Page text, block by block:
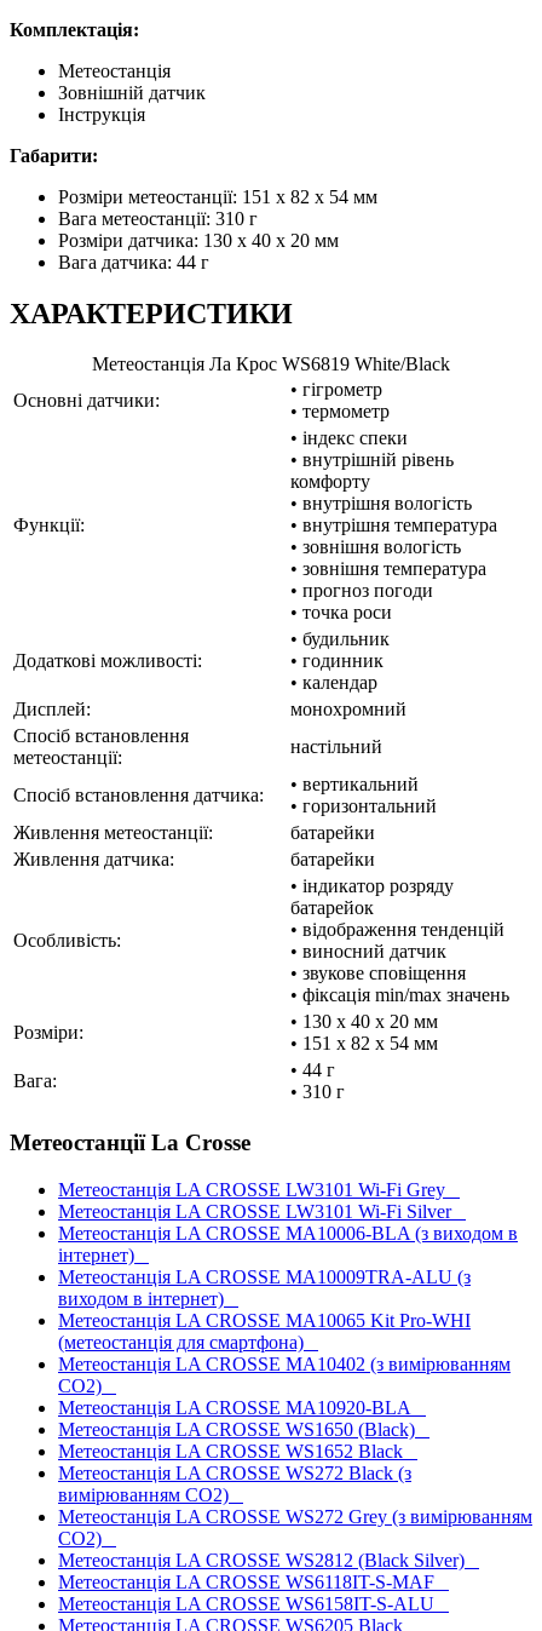
Комплектація:
Метеостанція
Зовнішній датчик
Інструкція
Габарити:
Розміри метеостанції: 151 х 82 х 54 мм
Вага метеостанції: 310 г
Розміри датчика: 130 х 40 x 20 мм
Вага датчика: 44 г
ХАРАКТЕРИСТИКИ
Метеостанція Ла Крос WS6819 White/Black
Основні датчики:
• гігрометр
• термометр
Функції:
• індекс спеки
• внутрішній рівень
комфорту
• внутрішня вологість
• внутрішня температура
• зовнішня вологість
• зовнішня температура
• прогноз погоди
• точка роси
Додаткові можливості:
• будильник
• годинник
• календар
Дисплей:
монохромний
Спосіб встановлення
метеостанції:
настільний
Спосіб встановлення датчика:
• вертикальний
• горизонтальний
Живлення метеостанції:
батарейки
Живлення датчика:
батарейки
Особливість:
• індикатор розряду
батарейок
• відображення тенденцій
• виносний датчик
• звукове сповіщення
• фіксація min/max значень
Розміри:
• 130 x 40 x 20 мм
• 151 x 82 x 54 мм
Вага:
• 44 г
• 310 г
Метеостанції La Crosse
Метеостанція LA CROSSE LW3101 Wi-Fi Grey
Метеостанція LA CROSSE LW3101 Wi-Fi Silver
Метеостанція LA CROSSE MA10006-BLA (з виходом в
інтернет)
Метеостанція LA CROSSE MA10009TRA-ALU (з
виходом в інтернет)
Метеостанція LA CROSSE MA10065 Kit Pro-WHI
(метеостанція для смартфона)
Метеостанція LA CROSSE MA10402 (з вимірюванням
CO2)
Метеостанція LA CROSSE MA10920-BLA
Метеостанція LA CROSSE WS1650 (Black)
Метеостанція LA CROSSE WS1652 Black
Метеостанція LA CROSSE WS272 Black (з
вимірюванням CO2)
Метеостанція LA CROSSE WS272 Grey (з вимірюванням
CO2)
Метеостанція LA CROSSE WS2812 (Black Silver)
Метеостанція LA CROSSE WS6118IT-S-MAF
Метеостанція LA CROSSE WS6158IT-S-ALU
Метеостанція LA CROSSE WS6205 Black